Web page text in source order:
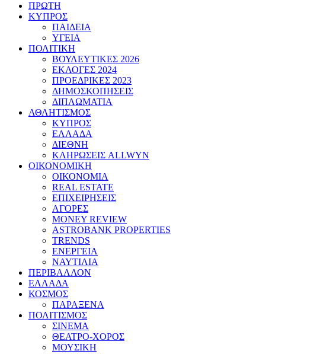
ΠΡΩΤΗ
ΚΥΠΡΟΣ
ΠΑΙΔΕΙΑ
ΥΓΕΙΑ
ΠΟΛΙΤΙΚΗ
ΒΟΥΛΕΥΤΙΚΕΣ 2026
ΕΚΛΟΓΕΣ 2024
ΠΡΟΕΔΡΙΚΕΣ 2023
ΔΗΜΟΣΚΟΠΗΣΕΙΣ
ΔΙΠΛΩΜΑΤΙΑ
ΑΘΛΗΤΙΣΜΟΣ
ΚΥΠΡΟΣ
ΕΛΛΑΔΑ
ΔΙΕΘΝΗ
ΚΛΗΡΩΣΕΙΣ ALLWYN
ΟΙΚΟΝΟΜΙΚΗ
ΟΙΚΟΝΟΜΙΑ
REAL ESTATE
ΕΠΙΧΕΙΡΗΣΕΙΣ
ΑΓΟΡΕΣ
MONEY REVIEW
ASTROBANK PROPERTIES
TRENDS
ΕΝΕΡΓΕΙΑ
ΝΑΥΤΙΛΙΑ
ΠΕΡΙΒΑΛΛΟΝ
ΕΛΛΑΔΑ
ΚΟΣΜΟΣ
ΠΑΡΑΞΕΝΑ
ΠΟΛΙΤΙΣΜΟΣ
ΣΙΝΕΜΑ
ΘΕΑΤΡΟ-ΧΟΡΟΣ
ΜΟΥΣΙΚΗ